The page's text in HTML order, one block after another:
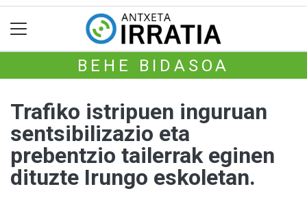
BEHE BIDASOA
Trafiko istripuen inguruan
sentsibilizazio eta
prebentzio tailerrak eginen
dituzte Irungo eskoletan.